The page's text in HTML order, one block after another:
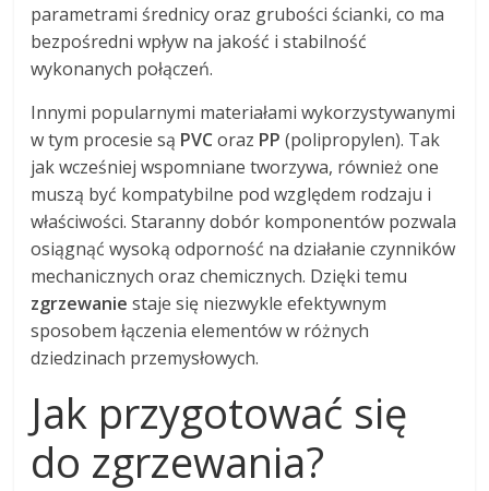
parametrami średnicy oraz grubości ścianki, co ma
bezpośredni wpływ na jakość i stabilność
wykonanych połączeń.
Innymi popularnymi materiałami wykorzystywanymi
w tym procesie są PVCoraz PP (polipropylen). Tak
jak wcześniej wspomniane tworzywa, również one
muszą być kompatybilne pod względem rodzaju i
właściwości. Staranny dobór komponentów pozwala
osiągnąć wysoką odporność na działanie czynników
mechanicznych oraz chemicznych. Dzięki temu
zgrzewanie staje się niezwykle efektywnym
sposobem łączenia elementów w różnych
dziedzinach przemysłowych.
Jak przygotować się
do zgrzewania?